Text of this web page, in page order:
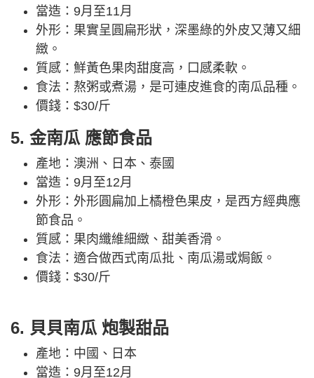
當造：9月至11月
外形：果實呈圓扁形狀，深墨綠的外皮又薄又細
緻。
質感：鮮黃色果肉甜度高，口感柔軟。
食法：熬粥或煮湯，是可連皮進食的南瓜品種。
價錢：$30/斤
5. 金南瓜 應節食品
產地：澳洲、日本、泰國
當造：9月至12月
外形：外形圓扁加上橘橙色果皮，是西方經典應
節食品。
質感：果肉纖維細緻、甜美香滑。
食法：適合做西式南瓜批、南瓜湯或焗飯。
價錢：$30/斤
6. 貝貝南瓜 炮製甜品
產地：中國、日本
當造：9月至12月